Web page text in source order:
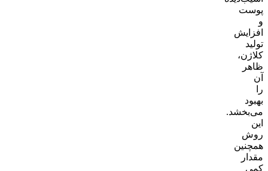
پوست
و
افزایش
تولید
کلاژن،
ظاهر
آن
را
بهبود
می‌بخشد.
این
روش
همچنین
مقدار
کمی